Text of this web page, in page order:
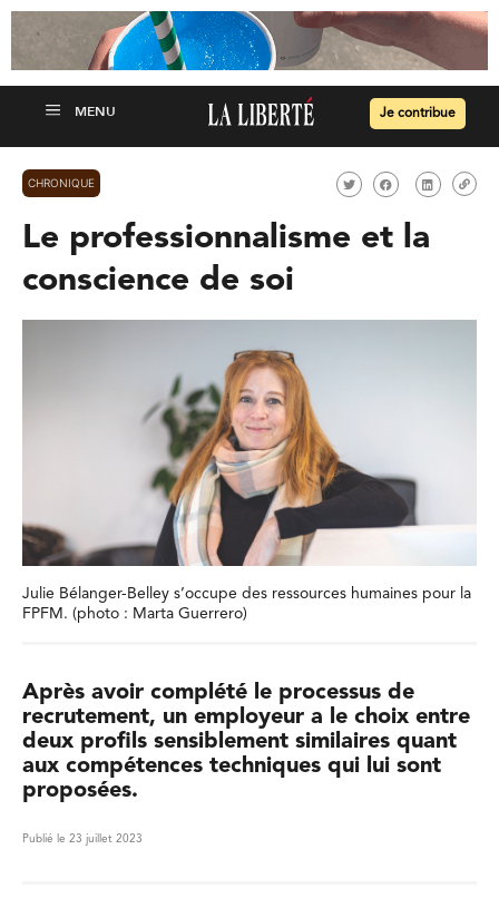
Je contribue
CHRONIQUE
Le professionnalisme et la
conscience de soi
Julie Bélanger-Belley s’occupe des ressources humaines pour la
FPFM. (photo : Marta Guerrero)
Après avoir complété le processus de
recrutement, un employeur a le choix entre
deux profils sensiblement similaires quant
aux compétences techniques qui lui sont
proposées.
Publié le 23 juillet 2023